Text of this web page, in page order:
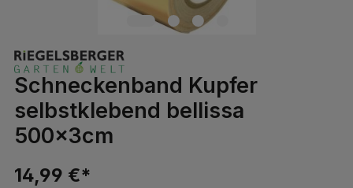
Schneckenband Kupfer
selbstklebend bellissa
500x3cm
14,99 €*